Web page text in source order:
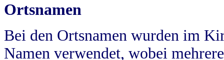
Ortsnamen
Bei den Ortsnamen wurden im
Namen verwendet, wobei